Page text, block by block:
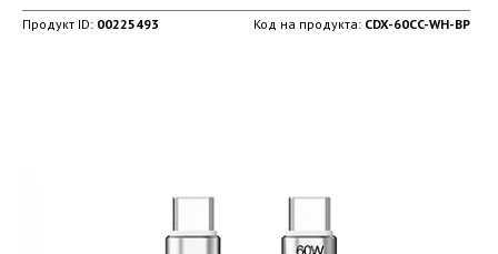
Продукт ID: 00225493 Код на продукта: CDX-60CC-WH-BP